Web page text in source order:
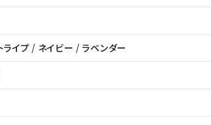
ライプ / ネイビー /ラベンダー